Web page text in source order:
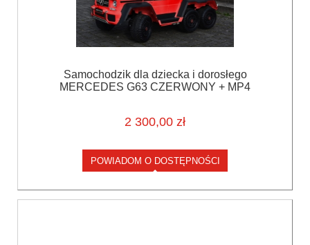
Samochodzik dla dziecka i dorosłego
MERCEDES G63 CZERWONY + MP4
2 300,00 zł
POWIADOM O DOSTĘPNOŚCI